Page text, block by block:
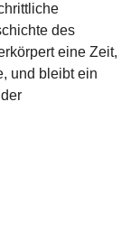
des
eine Zeit,
und bleibt ein